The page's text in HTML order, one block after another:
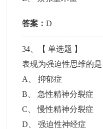
答案：D
34 、【单选题 】
表现为强迫性思维的是
A
、抑郁症
B
急性精神分裂症
C 、慢性精神分裂症
D 、强迫性神经症